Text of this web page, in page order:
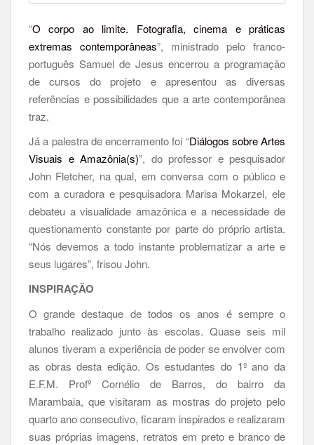
“O corpo ao limite. Fotografia, cinema e práticas
extremas contemporâneas”, ministrado pelo franco-
português Samuel de Jesus encerrou a programação
de cursos do projeto e apresentou as diversas
referências e possibilidades que a arte contemporânea
traz.
Já a palestra de encerramento foi “Diálogos sobre Artes
Visuais e Amazônia(s)”, do professor e pesquisador
John Fletcher, na qual, em conversa com o público e
com a curadora e pesquisadora Marisa Mokarzel, ele
debateu a visualidade amazônica e a necessidade de
questionamento constante por parte do próprio artista.
“Nós devemos a todo instante problematizar a arte e
seus lugares”, frisou John.
INSPIRAÇÃO
O grande destaque de todos os anos é sempre o
trabalho realizado junto às escolas. Quase seis mil
alunos tiveram a experiência de poder se envolver com
as obras desta edição. Os estudantes do 1º ano da
E.F.M. Profº Cornélio de Barros, do bairro da
Marambaia, que visitaram as mostras do projeto pelo
quarto ano consecutivo, ficaram inspirados e realizaram
suas próprias imagens, retratos em preto e branco de